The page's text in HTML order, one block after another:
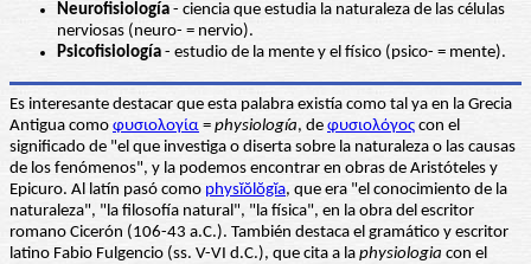
Neurofisiología - ciencia que estudia la naturaleza de las células
nerviosas (neuro- = nervio).
Psicofisiología - estudio de la mente y el físico (psico- = mente).
Es interesante destacar que esta palabra existía como tal ya en la Grecia
Antigua como φυσιολογία = physiología, de φυσιολόγος con el
significado de "el que investiga o diserta sobre la naturaleza o las causas
de los fenómenos", y la podemos encontrar en obras de Aristóteles y
Epicuro. Al latín pasó como physĭŏlŏgĭa, que era "el conocimiento de la
naturaleza", "la filosofía natural", "la física", en la obra del escritor
romano Cicerón (106-43 a.C.). También destaca el gramático y escritor
latino Fabio Fulgencio (ss. V-VI d.C.), que cita a la physiologia con el